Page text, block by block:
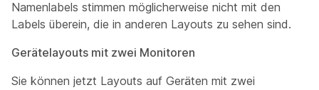
Namenlabels stimmen möglicherweise nicht mit den
Labels überein, die in anderen Layouts zu sehen sind.
Gerätelayouts mit zwei Monitoren
Sie können jetzt Layouts auf Geräten mit zwei